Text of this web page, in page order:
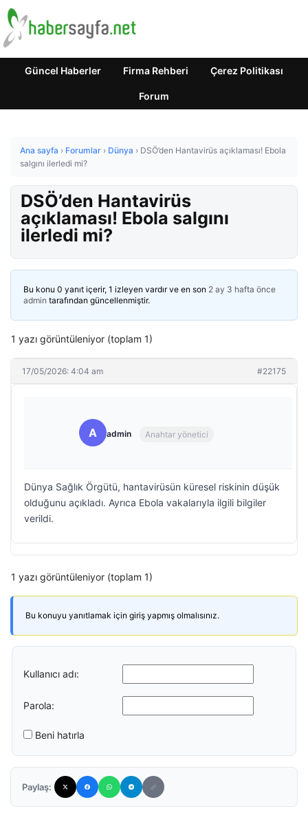
Güncel Haberler Firma Rehberi Çerez Politikası
Forum
Ana sayfa › Forumlar › Dünya › DSÖ’den Hantavirüs açıklaması! Ebola
salgını ilerledi mi?
DSÖ’den Hantavirüs
açıklaması! Ebola salgını
ilerledi mi?
Bu konu 0 yanıt içerir, 1 izleyen vardır ve en son 2 ay 3 hafta önce
admin tarafından güncellenmiştir.
1 yazı görüntüleniyor (toplam 1)
17/05/2026: 4:04 am #22175
A admin Anahtar yönetici
Dünya Sağlık Örgütü, hantavirüsün küresel riskinin düşük
olduğunu açıkladı. Ayrıca Ebola vakalarıyla ilgili bilgiler
verildi.
1 yazı görüntüleniyor (toplam 1)
Bu konuyu yanıtlamak için giriş yapmış olmalısınız.
Kullanıcı adı:
Parola:
Beni hatırla
Paylaş: